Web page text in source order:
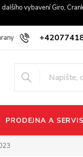
vybavení Giro,
osobních údajů
PRODEJNA A SERVIS